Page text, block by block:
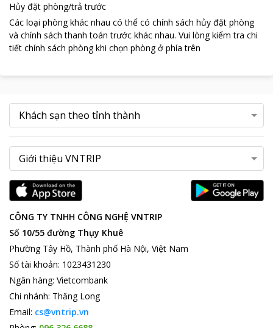
Hủy đặt phòng/trả trước
Các loại phòng khác nhau có thể có chính sách hủy đặt phòng
và chính sách thanh toán trước khác nhau. Vui lòng kiểm tra chi
tiết chính sách phòng khi chọn phòng ở phía trên
CÔNG TY TNHH CÔNG NGHỆ VNTRIP
Số 10/55 đường Thụy Khuê
Phường Tây Hồ, Thành phố Hà Nội, Việt Nam
Số tài khoản: 1023431230
Ngân hàng: Vietcombank
Chi nhánh: Thăng Long
Email: cs@vntrip.vn